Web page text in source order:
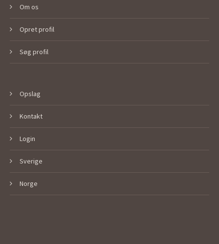
Om os
Opret profil
Søg profil
Opslag
Kontakt
Login
Sverige
Norge